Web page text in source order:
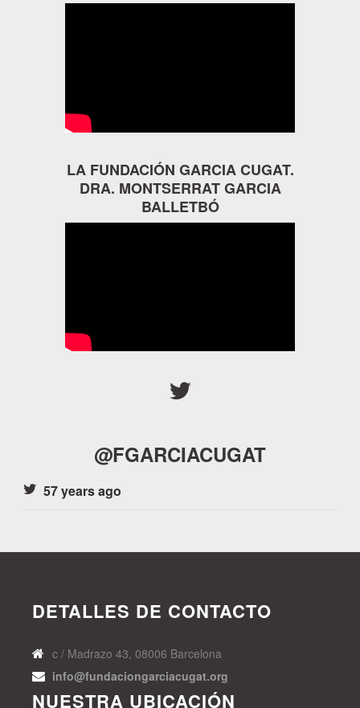
LA FUNDACIÓN GARCIA CUGAT.
DRA. MONTSERRAT GARCIA
BALLETBÓ
@FGARCIACUGAT
57 years ago
DETALLES DE CONTACTO
c / Madrazo 43, 08006 Barcelona
info@fundaciongarciacugat.org
NUESTRA UBICACIÓN